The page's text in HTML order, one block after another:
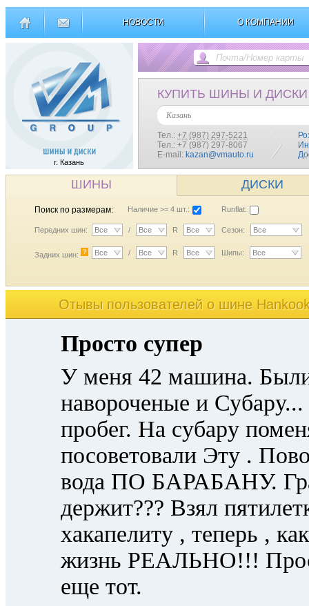
НОВОСТИ О КОМПАНИИ
г. Казань
КУПИТЬ ШИНЫ И ДИСКИ
Казань
Тел.: +7 (987) 297-5221
Тел.: +7 (987) 297-8067
E-mail: kazan@vmauto.ru
ШИНЫ ДИСКИ
Поиск по размерам: Наличие >= 4 шт.: Runflat:
Передних шин: Все / Все R Все Сезон: Все
Задних шин: ? Все / Все R Все Шипы: Все
Отывы пользователей o шине
Просто супер
У меня 42 машина.
навороченые и
пробег. На субару
посоветовали Эту .
вода ПО БАРАБАНУ.
держит??? Взял
хакапелиту , теперь ,
жизнь РЕАЛЬНО!!!
еще тот.